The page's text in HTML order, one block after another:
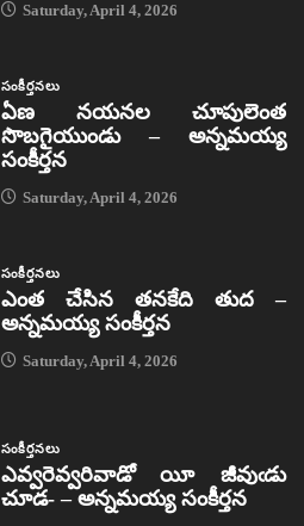
Saturday, April 4, 2026
సంకీర్తనలు
ఏణ నయనల చూపులెంత
సొబగైయుండు – అన్నమయ్య
సంకీర్తన
Saturday, April 4, 2026
సంకీర్తనలు
ఎంత చేసిన తనకేది తుద –
అన్నమయ్య సంకీర్తన
Saturday, April 4, 2026
సంకీర్తనలు
ఎవ్వరెవ్వరివాడో యీ జీవుఁడు
చూడ- – అన్నమయ్య సంకీర్తన